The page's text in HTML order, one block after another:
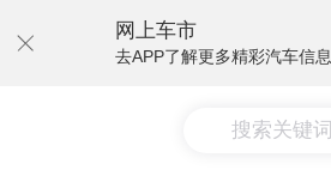
网上车市
去APP了解更多精彩汽车信息
搜索关键词